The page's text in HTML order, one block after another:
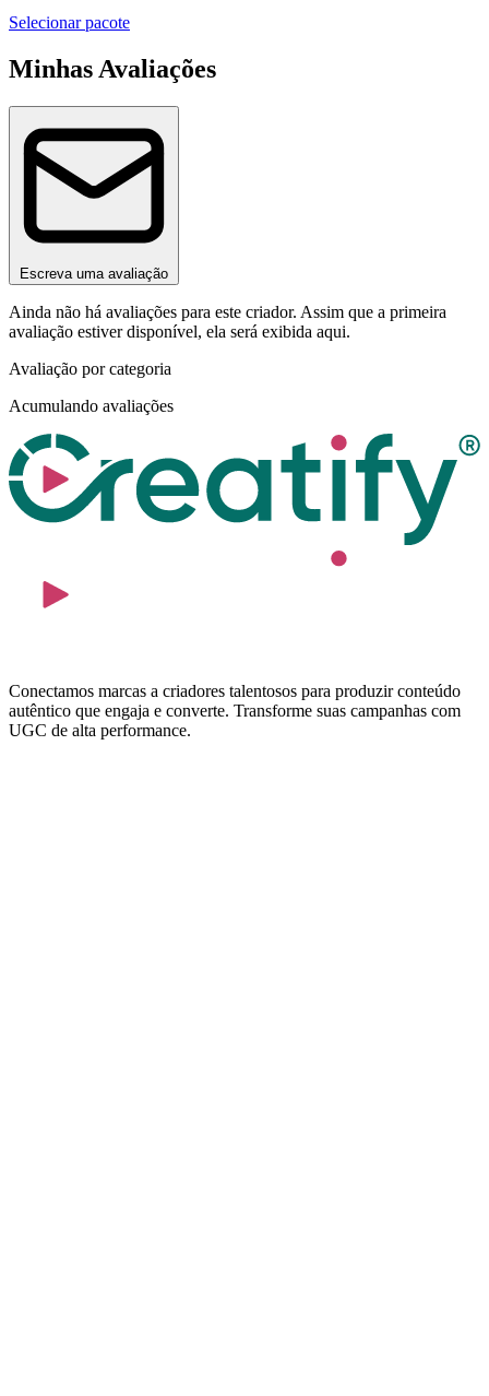
Selecionar pacote
Minhas Avaliações
Escreva uma avaliação
Ainda não há avaliações para este criador. Assim que a primeira
avaliação estiver disponível, ela será exibida aqui.
Avaliação por categoria
Acumulando avaliações
Conectamos marcas a criadores talentosos para produzir conteúdo
autêntico que engaja e converte. Transforme suas campanhas com
UGC de alta performance.